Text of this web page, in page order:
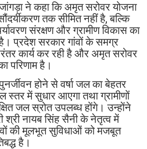
ने कहा कि अमृत सरोवर योजना
तक सीमित नहीं है, बल्कि
संरक्षण और ग्रामीण विकास का
प्रदेश सरकार गांवों के समग्र
कार्य कर रही है और अमृत सरोवर
परिणाम है।
होने से वर्षा जल का बेहतर
स्तर में सुधार आएगा तथा ग्रामीणों
जल स्रोत उपलब्ध होंगे। उन्होंने
श्री नायब सिंह सैनी के नेतृत्व में
की मूलभूत सुविधाओं को मजबूत
है।